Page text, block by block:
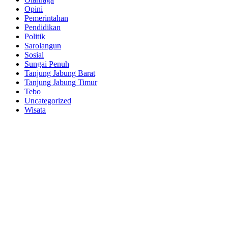
Opini
Pemerintahan
Pendidikan
Politik
Sarolangun
Sosial
Sungai Penuh
Tanjung Jabung Barat
Tanjung Jabung Timur
Tebo
Uncategorized
Wisata